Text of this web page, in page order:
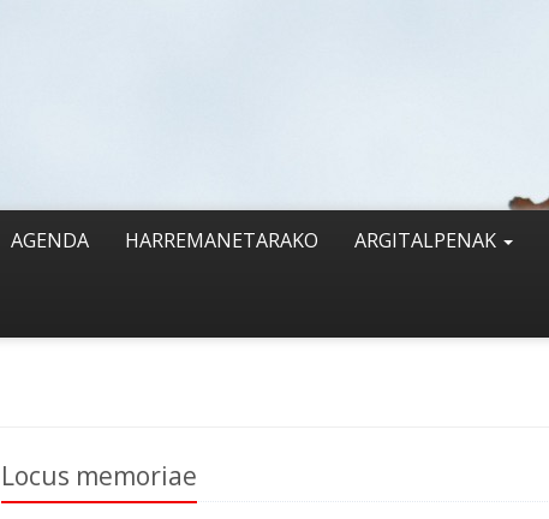
AGENDA HARREMANETARAKO ARGITALPENAK
Locus memoriae